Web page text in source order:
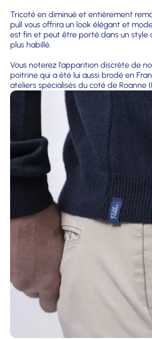
Tricoté en diminué et entièrement
pull vous offrira un look élégant et
est fin et peut être porté dans un style
plus habillé.
Vous noterez l'apparition discrète de
poitrine qui a été lui aussi brodé en
ateliers spécialisés du coté de Roanne